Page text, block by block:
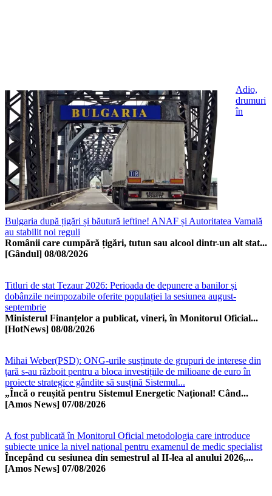
Adio,
drumuri
în
Bulgaria după țigări și băutură ieftine! ANAF și Autoritatea Vamală
au stabilit noi reguli
Românii care cumpără țigări, tutun sau alcool dintr-un alt stat...
[Gândul] 08/08/2026
Titluri de stat Tezaur 2026: Perioada de depunere a banilor și
dobânzile neimpozabile oferite populației la sesiunea august-
septembrie
Ministerul Finanțelor a publicat, vineri, în Monitorul Oficial...
[HotNews] 08/08/2026
Mihai Weber(PSD): ONG-urile susținute de grupuri de interese din
țară s-au războit pentru a bloca investițiile de milioane de euro în
proiecte strategice gândite să susțină Sistemul...
„Încă o reușită pentru Sistemul Energetic Național! Când...
[Amos News] 07/08/2026
A fost publicată în Monitorul Oficial metodologia care introduce
subiecte unice la nivel național pentru examenul de medic specialist
Începând cu sesiunea din semestrul al II-lea al anului 2026,...
[Amos News] 07/08/2026